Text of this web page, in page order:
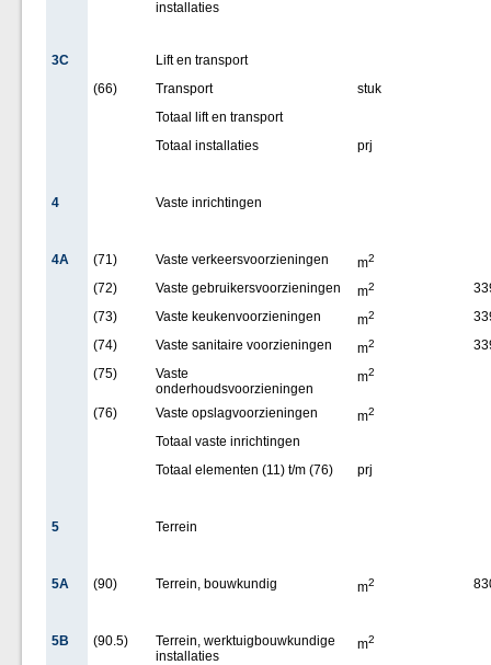
installaties
3C
Lift en transport
(66)
Transport
stuk
Totaal lift en transport
Totaal installaties
prj
4 Vaste inrichtingen
4A (71) Vaste verkeersvoorzieningen m2
(72) Vaste gebruikersvoorzieningen m2
(73)
Vaste keukenvoorzieningen m2
(74)
Vaste sanitaire voorzieningen m2
(75)
Vaste
onderhoudsvoorzieningen
m2
(76) Vaste opslagvoorzieningen m2
Totaal vaste inrichtingen
Totaal elementen (11) t/m (76)
prj
5 Terrein
5A (90) Terrein, bouwkundig m2
5B (90.5)
Terrein, werktuigbouwkundige
installaties
m2